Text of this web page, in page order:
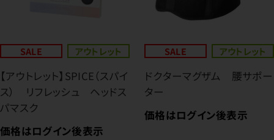
SALE アウトレット
【アウトレット】SPICE（スパイ
ス） リフレッシュ ヘッドス
パマスク
価格はログイン後表示
SALE アウトレット
ドクターマグザム 腰サポー
ター
価格はログイン後表示